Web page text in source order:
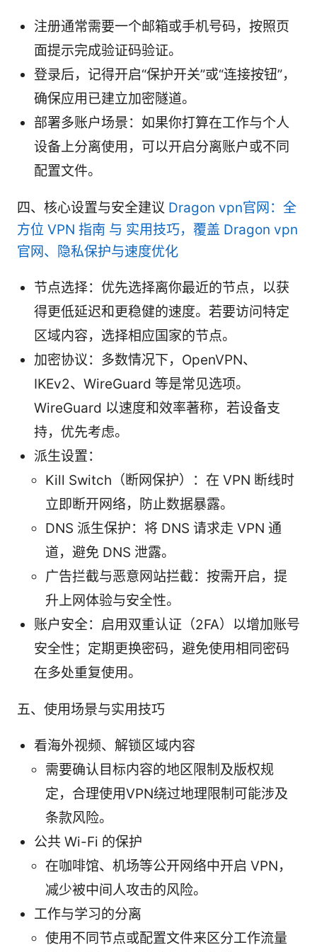
注册通常需要一个邮箱或手机号码，按照页
面提示完成验证码验证。
登录后，记得开启“保护开关”或“连接按钮”，
确保应用已建立加密隧道。
部署多账户场景：如果你打算在工作与个人
设备上分离使用，可以开启分离账户或不同
配置文件。
四、核心设置与安全建议 Dragon vpn官网：全
方位 VPN 指南 与 实用技巧，覆盖 Dragon vpn
官网、隐私保护与速度优化
节点选择：优先选择离你最近的节点，以获
得更低延迟和更稳健的速度。若要访问特定
区域内容，选择相应国家的节点。
加密协议：多数情况下，OpenVPN、
IKEv2、WireGuard 等是常见选项。
WireGuard 以速度和效率著称，若设备支
持，优先考虑。
派生设置：
Kill Switch（断网保护）：在 VPN 断线时
立即断开网络，防止数据暴露。
DNS 派生保护：将 DNS 请求走 VPN 通
道，避免 DNS 泄露。
广告拦截与恶意网站拦截：按需开启，提
升上网体验与安全性。
账户安全：启用双重认证（2FA）以增加账号
安全性；定期更换密码，避免使用相同密码
在多处重复使用。
五、使用场景与实用技巧
看海外视频、解锁区域内容
需要确认目标内容的地区限制及版权规
定，合理使用VPN绕过地理限制可能涉及
条款风险。
公共 Wi-Fi 的保护
在咖啡馆、机场等公开网络中开启 VPN，
减少被中间人攻击的风险。
工作与学习的分离
使用不同节点或配置文件来区分工作流量